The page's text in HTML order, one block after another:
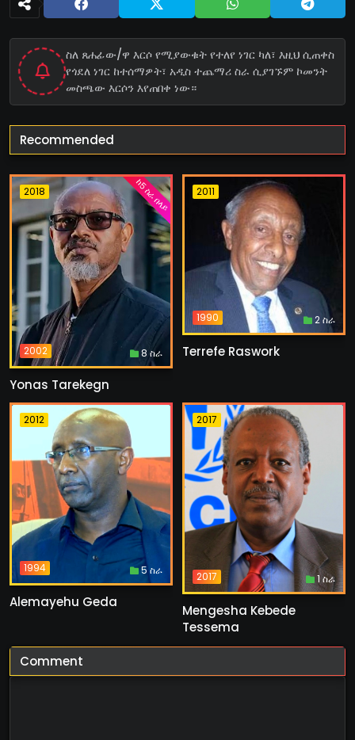
ስለ ጸሐፊው/ዋ እርሶ የሚያውቁት የተለየ ነገር ካለ፣ እዚህ ሲጠቀስ
የጎደለ ነገር ከተሰማዎት፣ አዲስ ተጨማሪ ስራ ሲያገኙም ኮመንት
መስጫው እርሶን እየጠበቀ ነው።
Recommended
2018
2002 8 ስራ
ከ5 ስራ በላይ
Yonas Tarekegn
2011
1990 2 ስራ
Terrefe Raswork
2012
1994 5 ስራ
Alemayehu Geda
2017
2017 1 ስራ
Mengesha Kebede
Tessema
Comment